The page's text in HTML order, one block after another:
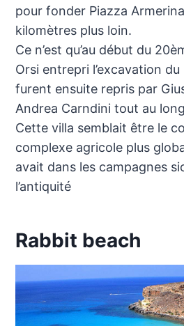
pour fonder Piazza
kilomètres plus loin.
Ce n’est qu’au début du
Orsi entrepri l’excavation
furent ensuite repris par
Andrea Carndini tout au
Cette villa semblait être le
complexe agricole plus
avait dans les campagnes
l’antiquité
Rabbit beach